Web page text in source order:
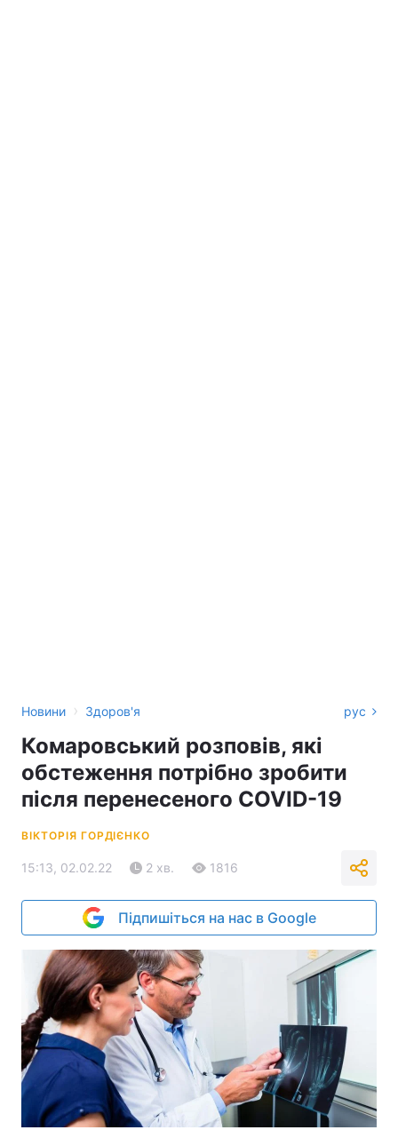
Новини › Здоров'я рус
Комаровський розповів, які
обстеження потрібно зробити
після перенесеного COVID-19
ВІКТОРІЯ ГОРДІЄНКО
15:13, 02.02.22 2 хв. 1816
Підпишіться на нас в Google